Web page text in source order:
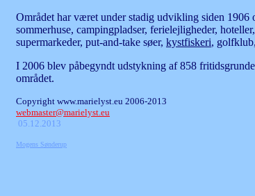
Området har været under stadig udvikling siden 1906
sommerhuse, campingpladser, ferielejligheder,
supermarkeder, put-and-take søer, kystfiskeri,
I 2006 blev påbegyndt udstykning af 858
området.
Copyright www.marielyst.eu 2006-2013
webmaster@marielyst.eu
05.12.2013
Mogens Sønderup